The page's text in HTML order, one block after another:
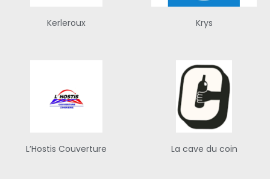
Kerleroux Krys
L’Hostis Couverture La cave du coin